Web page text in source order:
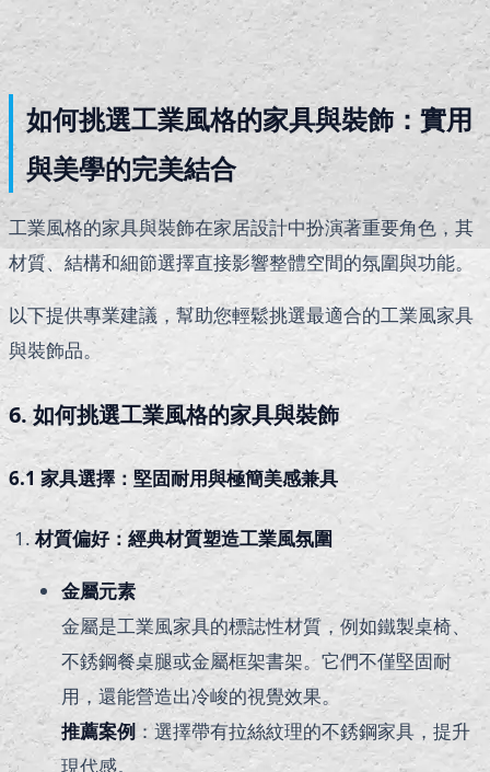
如何挑選工業風格的家具與裝飾：實用
與美學的完美結合
工業風格的家具與裝飾在家居設計中扮演著重要角色，其
材質、結構和細節選擇直接影響整體空間的氛圍與功能。
以下提供專業建議，幫助您輕鬆挑選最適合的工業風家具
與裝飾品。
6. 如何挑選工業風格的家具與裝飾
6.1 家具選擇：堅固耐用與極簡美感兼具
材質偏好：經典材質塑造工業風氛圍
金屬元素
金屬是工業風家具的標誌性材質，例如鐵製桌椅、
不銹鋼餐桌腿或金屬框架書架。它們不僅堅固耐
用，還能營造出冷峻的視覺效果。
推薦案例 ：選擇帶有拉絲紋理的不銹鋼家具，提升
現代感。